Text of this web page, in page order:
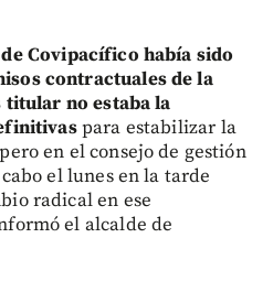
Covipacífico había sido
contractuales de la
titular no estaba la
para estabilizar la
en el consejo de gestión
el lunes en la tarde
radical en ese
el alcalde de